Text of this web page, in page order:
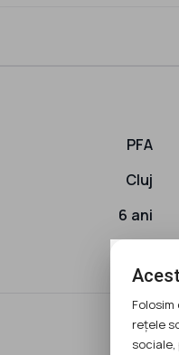
PFA
Cluj
6 ani
rețele
sociale,